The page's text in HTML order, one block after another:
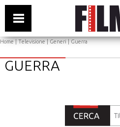
Home|Televisione|Generi| Guerra
GUERRA